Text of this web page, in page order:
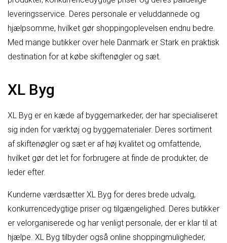
leveringsservice. Deres personale er veluddannede og
hjælpsomme, hvilket gør shoppingoplevelsen endnu bedre.
Med mange butikker over hele Danmark er Stark en praktisk
destination for at købe skiftenøgler og sæt.
XL Byg
XL Byg er en kæde af byggemarkeder, der har specialiseret
sig inden for værktøj og byggematerialer. Deres sortiment
af skiftenøgler og sæt er af høj kvalitet og omfattende,
hvilket gør det let for forbrugere at finde de produkter, de
leder efter.
Kunderne værdsætter XL Byg for deres brede udvalg,
konkurrencedygtige priser og tilgængelighed. Deres butikker
er velorganiserede og har venligt personale, der er klar til at
hjælpe. XL Byg tilbyder også online shoppingmuligheder,